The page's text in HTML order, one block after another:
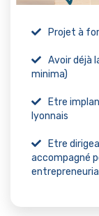
Projet à
Avoir déjà
minima)
Etre
lyonnais
Etre
accompagné